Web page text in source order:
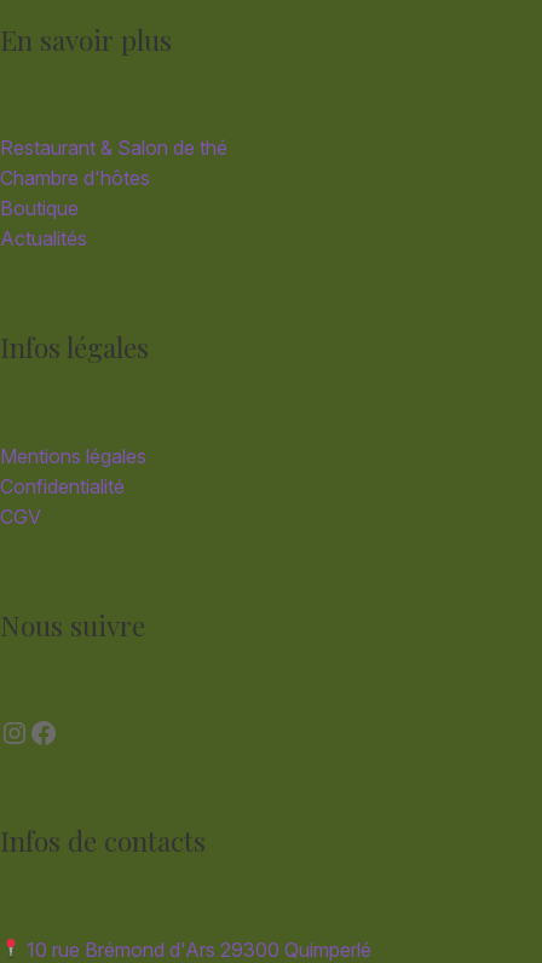
En savoir plus
Restaurant & Salon de thé
Chambre d'hôtes
Boutique
Actualités
Infos légales
Mentions légales
Confidentialité
CGV
Nous suivre
Instagram
Facebook
Infos de contacts
10 rue Brémond d'Ars 29300 Quimperlé